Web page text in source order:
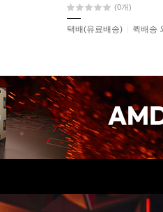
(0개)
택배(유료배송) 퀵배송